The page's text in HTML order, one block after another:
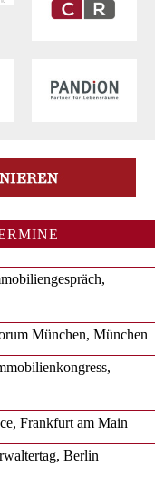
München, München
Frankfurt am Main
Berlin